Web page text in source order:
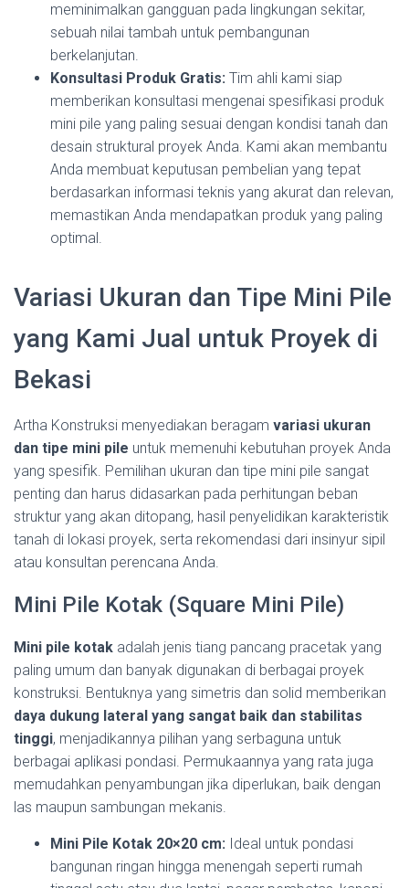
meminimalkan gangguan pada lingkungan sekitar,
sebuah nilai tambah untuk pembangunan
berkelanjutan.
Konsultasi Produk Gratis: Tim ahli kami siap
memberikan konsultasi mengenai spesifikasi produk
mini pile yang paling sesuai dengan kondisi tanah dan
desain struktural proyek Anda. Kami akan membantu
Anda membuat keputusan pembelian yang tepat
berdasarkan informasi teknis yang akurat dan relevan,
memastikan Anda mendapatkan produk yang paling
optimal.
Variasi Ukuran dan Tipe Mini Pile
yang Kami Jual untuk Proyek di
Bekasi
Artha Konstruksi menyediakan beragam variasi ukuran
dan tipe mini pile untuk memenuhi kebutuhan proyek Anda
yang spesifik. Pemilihan ukuran dan tipe mini pile sangat
penting dan harus didasarkan pada perhitungan beban
struktur yang akan ditopang, hasil penyelidikan karakteristik
tanah di lokasi proyek, serta rekomendasi dari insinyur sipil
atau konsultan perencana Anda.
Mini Pile Kotak (Square Mini Pile)
Mini pile kotak adalah jenis tiang pancang pracetak yang
paling umum dan banyak digunakan di berbagai proyek
konstruksi. Bentuknya yang simetris dan solid memberikan
daya dukung lateral yang sangat baik dan stabilitas
tinggi, menjadikannya pilihan yang serbaguna untuk
berbagai aplikasi pondasi. Permukaannya yang rata juga
memudahkan penyambungan jika diperlukan, baik dengan
las maupun sambungan mekanis.
Mini Pile Kotak 20×20 cm: Ideal untuk pondasi
bangunan ringan hingga menengah seperti rumah